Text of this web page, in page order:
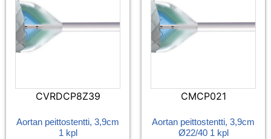
CVRDCP8Z39
Aortan peittostentti, 3,9cm
1 kpl
CMCP021
Aortan peittostentti, 3,9cm
Ø22/40 1 kpl